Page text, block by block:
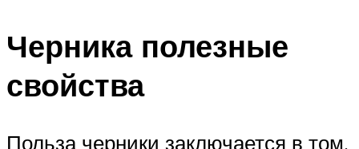
Черника полезные
свойства
Польза черники заключается в том,